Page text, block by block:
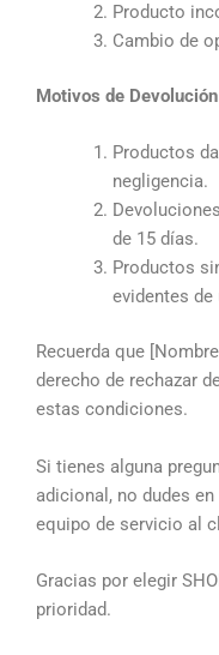
Producto
Cambio de
Motivos de
Productos
negligencia.
de 15 días.
Productos
evidentes de
Recuerda que
derecho de rechazar
estas condiciones.
Si tienes alguna
adicional, no dudes
equipo de servicio al
Gracias por elegir
prioridad.